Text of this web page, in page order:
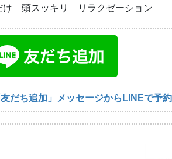
け 頭スッキリ リラクゼーション
だち追加」メッセージからLINEで予約